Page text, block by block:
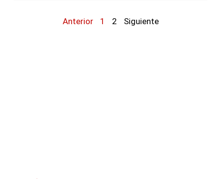
Anterior 1 2 Siguiente